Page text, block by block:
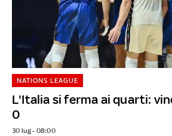
L'Italia si ferma ai quarti:
0
NATIONS LEAGUE
30 lug - 08:00